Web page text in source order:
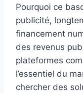
Pourquoi ce
publicité,
financement
des revenus
plateformes
l’essentiel du
chercher des